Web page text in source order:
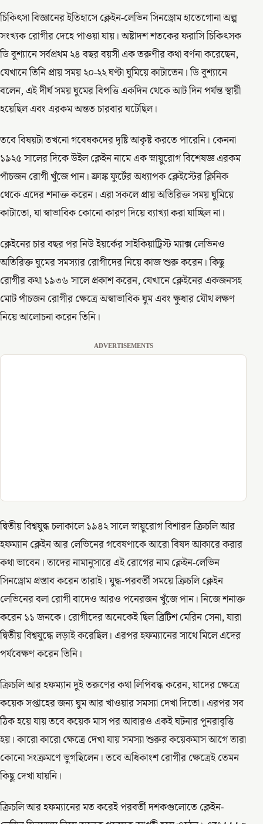
চিকিৎসা বিজ্ঞানের ইতিহাসে ক্লেইন-লেভিন সিনড্রোম হাতেগোনা অল্প
সংখ্যক রোগীর দেহে পাওয়া যায়। অষ্টাদশ শতকের ফরাসি চিকিৎসক
ডি বুশ্যানে সর্বপ্রথম ২৪ বছর বয়সী এক তরুণীর কথা বর্ণনা করেছেন,
যেখানে তিনি প্রায় সময় ২০-২২ ঘণ্টা ঘুমিয়ে কাটাতেন। ডি বুশ্যানে
বলেন, এই দীর্ঘ সময় ঘুমের বিপত্তি একদিন থেকে আট দিন পর্যন্ত স্থায়ী
হয়েছিল এবং এরকম অন্তত চারবার ঘটেছিল।
তবে বিষয়টা তখনো গবেষকদের দৃষ্টি আকৃষ্ট করতে পারেনি। কেননা
১৯২৫ সালের দিকে উইল ক্লেইন নামে এক স্নায়ুরোগ বিশেষজ্ঞ এরকম
পাঁচজন রোগী খুঁজে পান। ফ্রাঙ্ক ফুর্টের অধ্যাপক ক্লেইস্টের ক্লিনিক
থেকে এদের শনাক্ত করেন। এরা সকলে প্রায় অতিরিক্ত সময় ঘুমিয়ে
কাটাতো, যা স্বাভাবিক কোনো কারণ দিয়ে ব্যাখ্যা করা যাচ্ছিল না।
ক্লেইনের চার বছর পর নিউ ইয়র্কের সাইকিয়াট্রিস্ট ম্যাক্স লেভিনও
অতিরিক্ত ঘুমের সমস্যার রোগীদের নিয়ে কাজ শুরু করেন। কিছু
রোগীর কথা ১৯৩৬ সালে প্রকাশ করেন, যেখানে ক্লেইনের একজনসহ
মোট পাঁচজন রোগীর ক্ষেত্রে অস্বাভাবিক ঘুম এবং ক্ষুধার যৌথ লক্ষণ
নিয়ে আলোচনা করেন তিনি।
ADVERTISEMENTS
দ্বিতীয় বিশ্বযুদ্ধ চলাকালে ১৯৪২ সালে স্নায়ুরোগ বিশারদ ক্রিচলি আর
হফম্যান ক্লেইন আর লেভিনের গবেষণাকে আরো বিষদ আকারে করার
কথা ভাবেন। তাদের নামানুসারে এই রোগের নাম ক্লেইন-লেভিন
সিনড্রোম প্রস্তাব করেন তারাই। যুদ্ধ-পরবর্তী সময়ে ক্রিচলি ক্লেইন
লেভিনের বলা রোগী বাদেও আরও পনেরজন খুঁজে পান। নিজে শনাক্ত
করেন ১১ জনকে। রোগীদের অনেকেই ছিল ব্রিটিশ মেরিন সেনা, যারা
দ্বিতীয় বিশ্বযুদ্ধে লড়াই করেছিল। এরপর হফম্যানের সাথে মিলে এদের
পর্যবেক্ষণ করেন তিনি।
ক্রিচলি আর হফম্যান দুই তরুণের কথা লিপিবদ্ধ করেন, যাদের ক্ষেত্রে
কয়েক সপ্তাহের জন্য ঘুম আর খাওয়ার সমস্যা দেখা দিতো। এরপর সব
ঠিক হয়ে যায় তবে কয়েক মাস পর আবারও একই ঘটনার পুনরাবৃত্তি
হয়। কারো কারো ক্ষেত্রে দেখা যায় সমস্যা শুরুর কয়েকমাস আগে তারা
কোনো সংক্রমণে ভুগছিলেন। তবে অধিকাংশ রোগীর ক্ষেত্রেই তেমন
কিছু দেখা যায়নি।
ক্রিচলি আর হফম্যানের মত করেই পরবর্তী দশকগুলোতে ক্লেইন-